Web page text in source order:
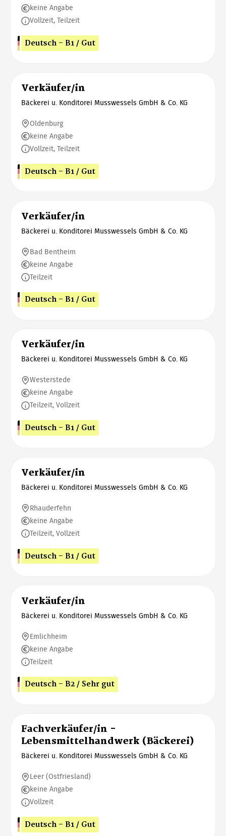
keine Angabe
Vollzeit, Teilzeit
Deutsch - B1 / Gut
Verkäufer/in
Bäckerei u. Konditorei Musswessels GmbH & Co. KG
Oldenburg
keine Angabe
Vollzeit, Teilzeit
Deutsch - B1 / Gut
Verkäufer/in
Bäckerei u. Konditorei Musswessels GmbH & Co. KG
Bad Bentheim
keine Angabe
Teilzeit
Deutsch - B1 / Gut
Verkäufer/in
Bäckerei u. Konditorei Musswessels GmbH & Co. KG
Westerstede
keine Angabe
Teilzeit, Vollzeit
Deutsch - B1 / Gut
Verkäufer/in
Bäckerei u. Konditorei Musswessels GmbH & Co. KG
Rhauderfehn
keine Angabe
Teilzeit, Vollzeit
Deutsch - B1 / Gut
Verkäufer/in
Bäckerei u. Konditorei Musswessels GmbH & Co. KG
Emlichheim
keine Angabe
Teilzeit
Deutsch - B2 / Sehr gut
Fachverkäufer/in -
Lebensmittelhandwerk (Bäckerei)
Bäckerei u. Konditorei Musswessels GmbH & Co. KG
Leer (Ostfriesland)
keine Angabe
Vollzeit
Deutsch - B1 / Gut